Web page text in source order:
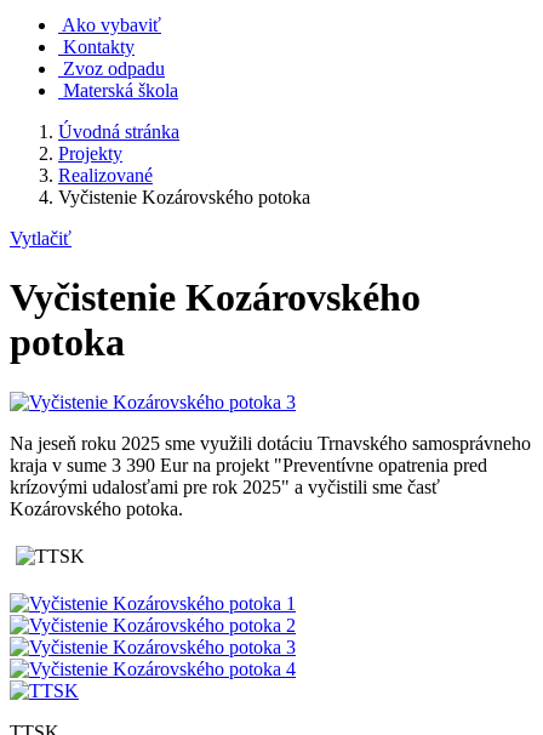
Ako vybaviť
Kontakty
Zvoz odpadu
Materská škola
Úvodná stránka
Projekty
Realizované
Vyčistenie Kozárovského potoka
Vytlačiť
Vyčistenie Kozárovského
potoka
Na jeseň roku 2025 sme využili dotáciu Trnavského samosprávneho
kraja v sume 3 390 Eur na projekt "Preventívne opatrenia pred
krízovými udalosťami pre rok 2025" a vyčistili sme časť
Kozárovského potoka.